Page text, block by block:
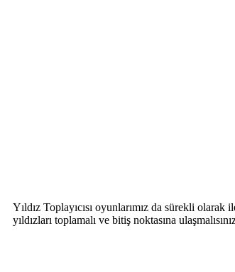
Yıldız Toplayıcısı oyunlarımız da sürekli
yıldızları toplamalı ve bitiş noktasına